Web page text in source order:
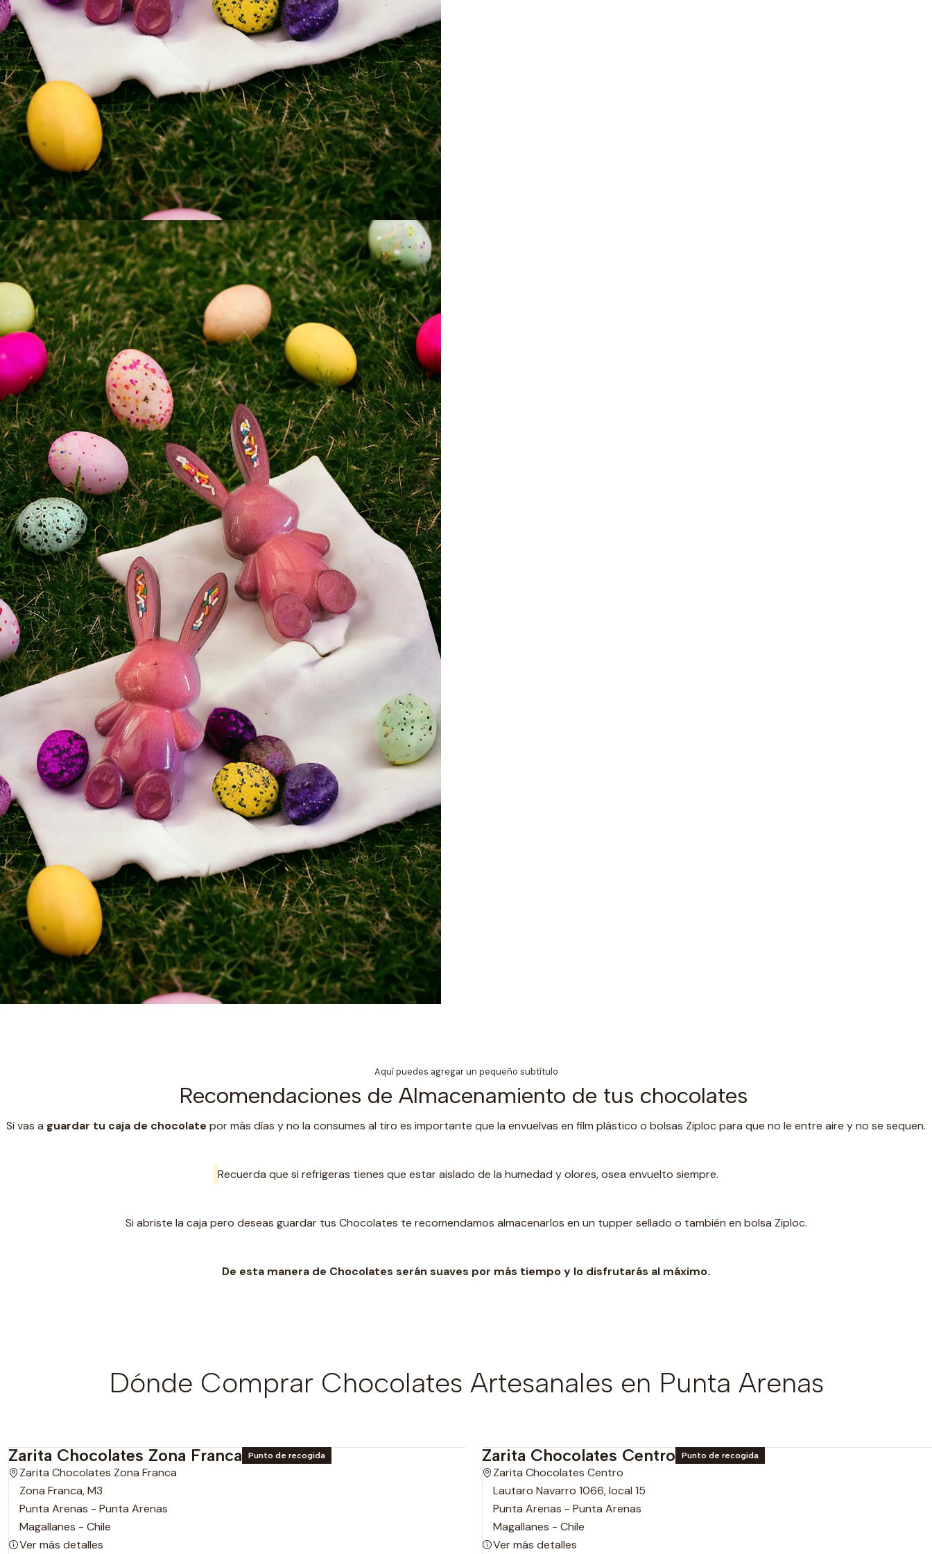
Aquí puedes agregar un pequeño subtítulo
Recomendaciones de Almacenamiento de tus chocolates
Si vas a guardar tu caja de chocolate por más días y no la consumes al tiro es importante que la envuelvas en film plástico o bolsas Ziploc para que no le entre aire y no se sequen.
Recuerda que si refrigeras tienes que estar aislado de la humedad y olores, osea envuelto siempre.
Si abriste la caja pero deseas guardar tus Chocolates te recomendamos almacenarlos en un tupper sellado o también en bolsa Ziploc.
De esta manera de Chocolates serán suaves por más tiempo y lo disfrutarás al máximo.
Dónde Comprar Chocolates Artesanales en Punta Arenas
Zarita Chocolates Zona Franca Punto de recogida
Zarita Chocolates Zona Franca
Zona Franca, M3
Punta Arenas - Punta Arenas
Magallanes - Chile
Ver más detalles
Zarita Chocolates Centro Punto de recogida
Zarita Chocolates Centro
Lautaro Navarro 1066, local 15
Punta Arenas - Punta Arenas
Magallanes - Chile
Ver más detalles